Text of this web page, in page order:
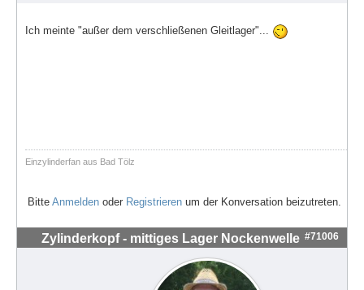
Ich meinte "außer dem verschließenen Gleitlager"...
Einzylinderfan aus Bad Tölz
Bitte Anmelden oder Registrieren um der Konversation beizutreten.
Zylinderkopf - mittiges Lager Nockenwelle #71006